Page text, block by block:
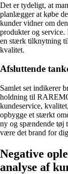
Det er tydeligt, at
planlægger at købe
kunder vidner om
produkter og
en stærk tilknytning til
kvalitet.
Afsluttende
Samlet set indikerer
holdning til
kundeservice,
opbygge et stærkt
ny og spændende tøj
være det brand for
Negative
analyse af